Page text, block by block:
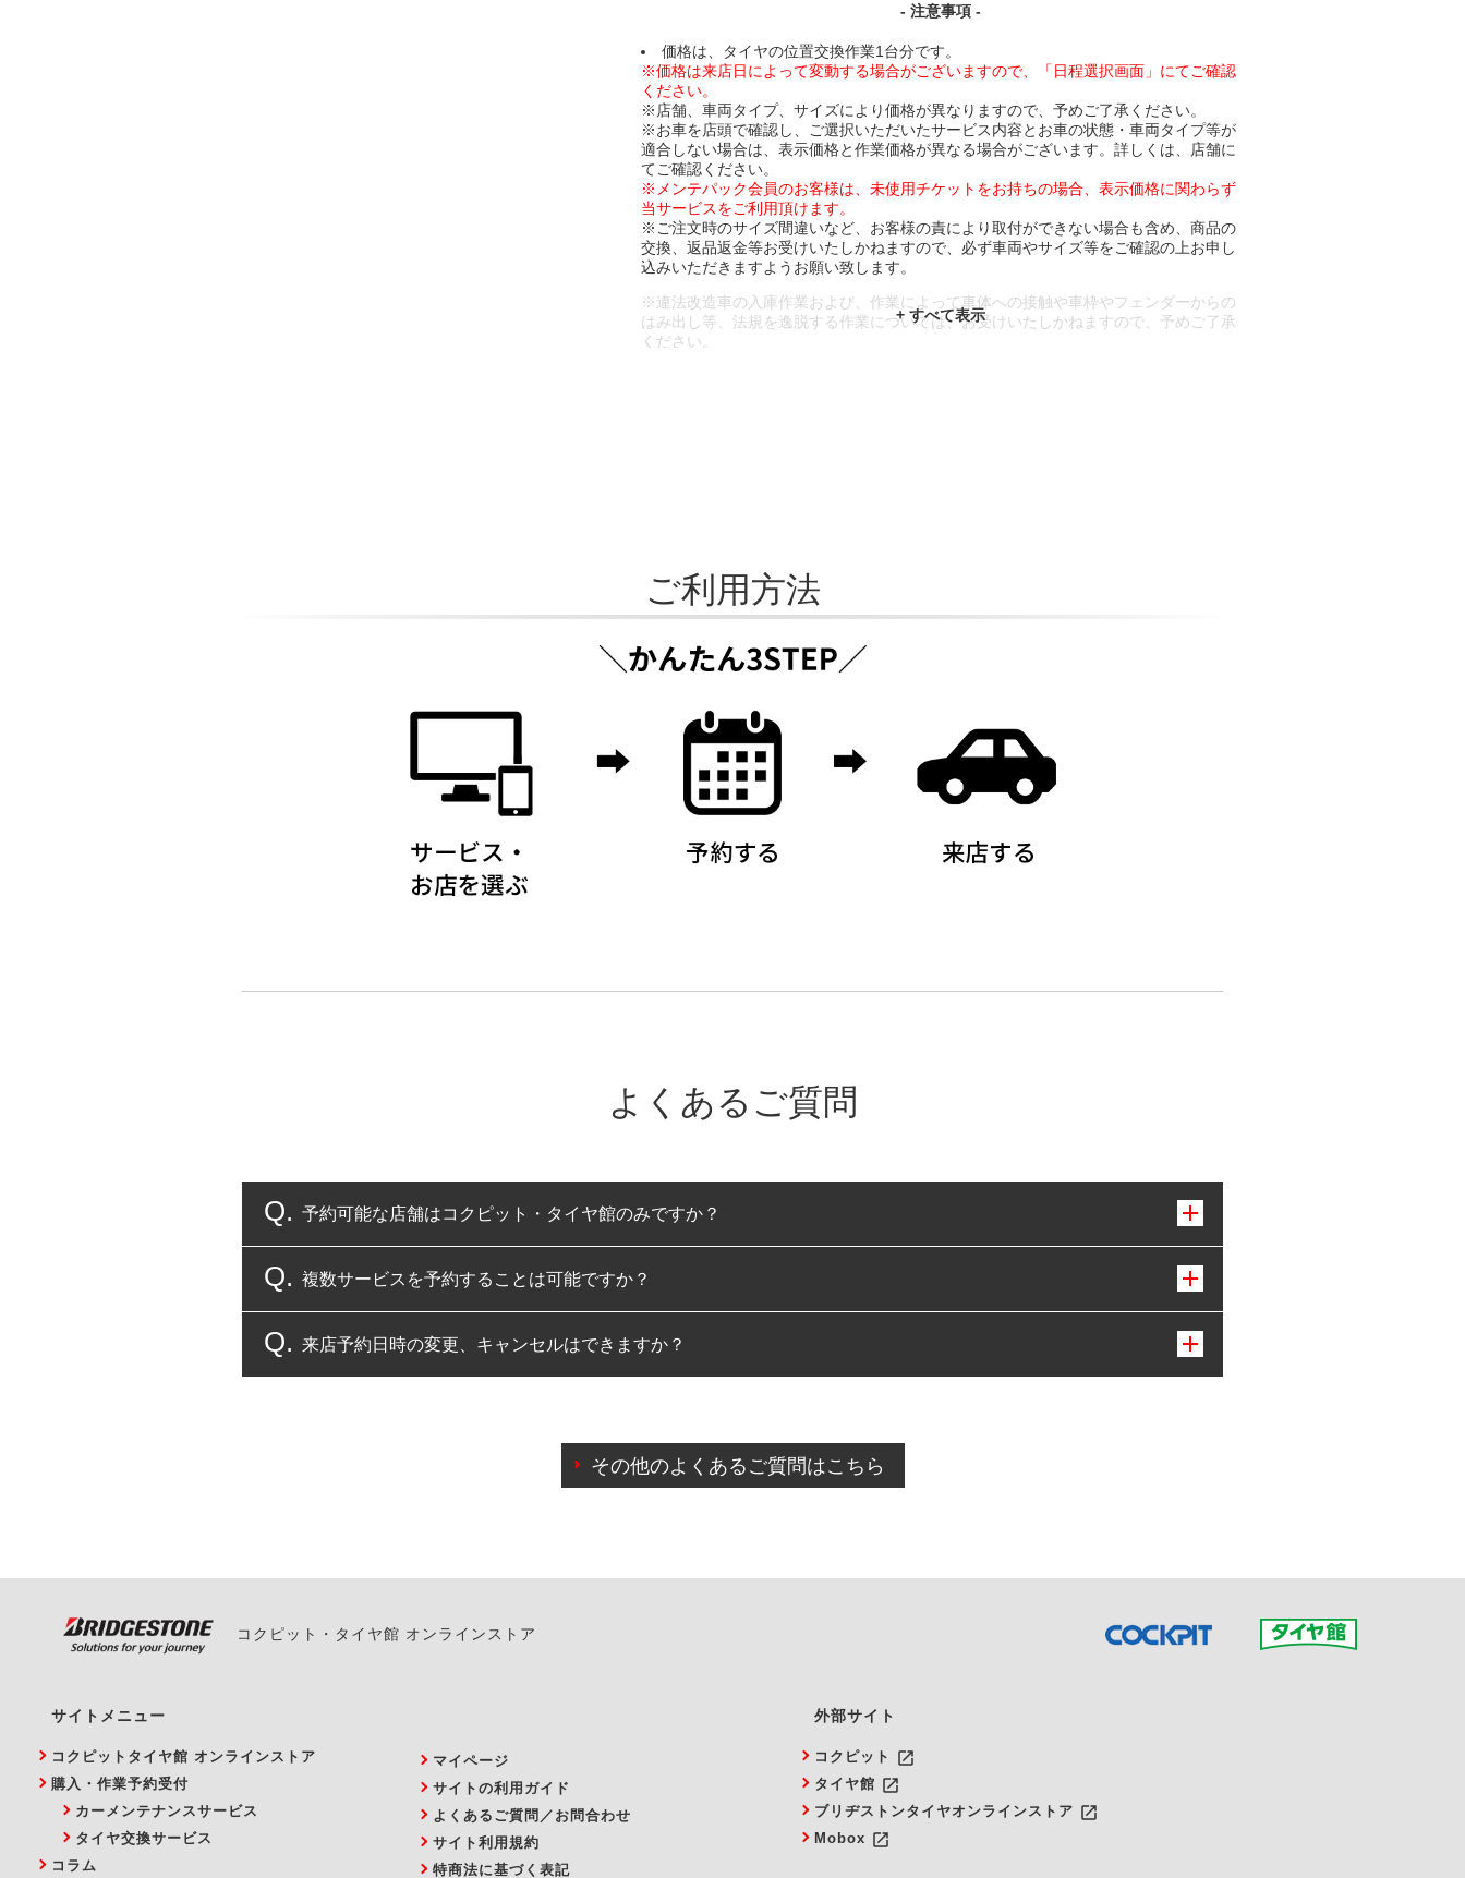
- 注意事項 -
価格は、タイヤの位置交換作業1台分です。
※価格は来店日によって変動する場合がございますので、「日程選択画面」にてご確認
ください。
※店舗、車両タイプ、サイズにより価格が異なりますので、予めご了承ください。
※お車を店頭で確認し、ご選択いただいたサービス内容とお車の状態・車両タイプ等が
適合しない場合は、表示価格と作業価格が異なる場合がございます。詳しくは、店舗に
てご確認ください。
※メンテパック会員のお客様は、未使用チケットをお持ちの場合、表示価格に関わらず
当サービスをご利用頂けます。
※ご注文時のサイズ間違いなど、お客様の責により取付ができない場合も含め、商品の
交換、返品返金等お受けいたしかねますので、必ず車両やサイズ等をご確認の上お申し
込みいただきますようお願い致します。
※違法改造車の入庫作業および、作業によって車体への接触や車枠やフェンダーからの
はみ出し等、法規を逸脱する作業については、お受けいたしかねますので、予めご了承
ください。
ご利用方法
よくあるご質問
予約可能な店舗はコクピット・タイヤ館のみですか？
コクピット・タイヤ館のみとなります。
複数サービスを予約することは可能ですか？
複数サービスのご予約は可能です。
来店予約日時の変更、キャンセルはできますか？
また、やむを得ない事由によりご予約のキャンセルをご希望の際は、直接ご予約いただいた店舗へご連絡くださ
その他のよくあるご質問はこちら
コクピット・タイヤ館 オンラインストア
サイトメニュー
コクピットタイヤ館 オンラインストア
購入・作業予約受付
カーメンテナンスサービス
タイヤ交換サービス
コラム
マイページ
サイトの利用ガイド
よくあるご質問／お問合わせ
サイト利用規約
特商法に基づく表記
外部サイト
コクピット launch
タイヤ館 launch
ブリヂストンタイヤオンラインストア launch
Mobox launch